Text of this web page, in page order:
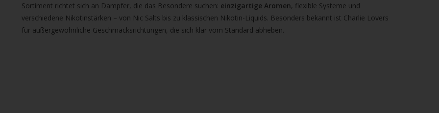
Sortiment richtet sich an Dampfer, die das Besondere suchen: einzigartige Aromen, flexible Systeme und
verschiedene Nikotinstärken – von Nic Salts bis zu klassischen Nikotin-Liquids. Besonders bekannt ist Charlie Lovers
für außergewöhnliche Geschmacksrichtungen, die sich klar vom Standard abheben.